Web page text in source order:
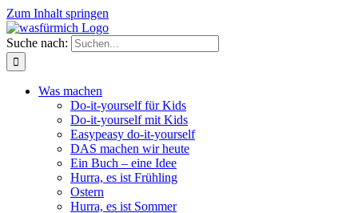
Zum Inhalt springen
Suche nach:
Was machen
Do-it-yourself für Kids
Do-it-yourself mit Kids
Easypeasy do-it-yourself
DAS machen wir heute
Ein Buch – eine Idee
Hurra, es ist Frühling
Ostern
Hurra, es ist Sommer